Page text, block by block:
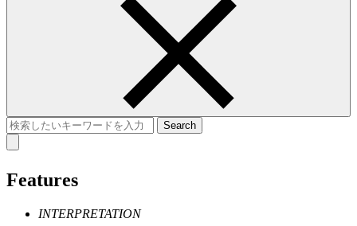
Features
INTERPRETATION